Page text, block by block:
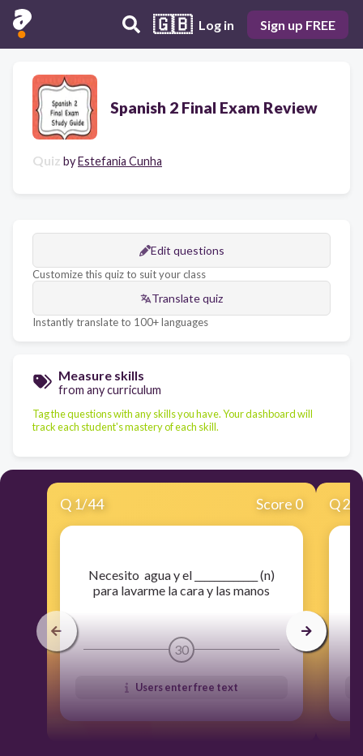
🇬🇧 Log in Sign up FREE
Spanish 2 Final Exam Review
Quiz byEstefania Cunha
Edit questions
Customize this quiz to suit your class
Translate quiz
Instantly translate to 100+ languages
Measure skills
from any curriculum
Tag the questions with any skills you have. Your dashboard will
track each student's mastery of each skill.
Q 1/44 Score 0
​Necesito agua y el _____________ (n)
para lavarme la cara y las manos
30
Users enter free text
Q2